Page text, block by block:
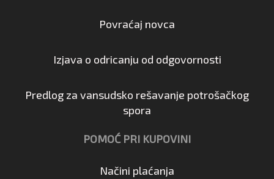
Povraćaj novca
Izjava o odricanju od odgovornosti
Predlog za vansudsko rešavanje potrošačkog
spora
POMOĆ PRI KUPOVINI
Načini plaćanja